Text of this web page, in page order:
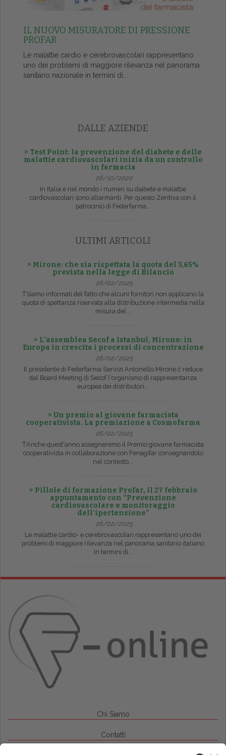
IL NUOVO MISURATORE DI PRESSIONE
PROFAR
Le malattie cardio e cerebrovascolari rappresentano
uno dei problemi di maggiore rilevanza nel panorama
sanitario nazionale in termini di...
DALLE AZIENDE
> Test Point: la prevenzione del diabete e delle
malattie cardiovascolari inizia da un controllo
in farmacia
26/10/2020
In Italia e nel mondo i numeri su diabete e malattie
cardiovascolari sono allarmanti. Per questo Zentiva con il
patrocinio di Federfarma...
ULTIMI ARTICOLI
> Mirone: che sia rispettata la quota del 3,65%
prevista nella legge di Bilancio
26/02/2025
ŤSiamo informati del fatto che alcuni fornitori non applicano la
quota di spettanza riservata alla distribuzione intermedia nella
misura del...
> L’assemblea Secof a Istanbul, Mirone: in
Europa in crescita i processi di concentrazione
26/02/2025
Il presidente di Federfarma Servizi Antonello Mirone č reduce
dal Board Meeting di Secof l'organismo di rappresentanza
europea dei distributori...
> Un premio al giovane farmacista
cooperativista. La premiazione a Cosmofarma
26/02/2025
ŤAnche quest'anno assegneremo il Premio giovane farmacista
cooperativista in collaborazione con Fenagifar consegnandolo
nel contesto...
> Pillole di formazione Profar, il 27 febbraio
appuntamento con “Prevenzione
cardiovascolare e monitoraggio
dell’ipertensione”
26/02/2025
Le malattie cardio- e cerebrovascolari rappresentano uno dei
problemi di maggiore rilevanza nel panorama sanitario italiano
in termini di...
Chi Siamo
Contatti